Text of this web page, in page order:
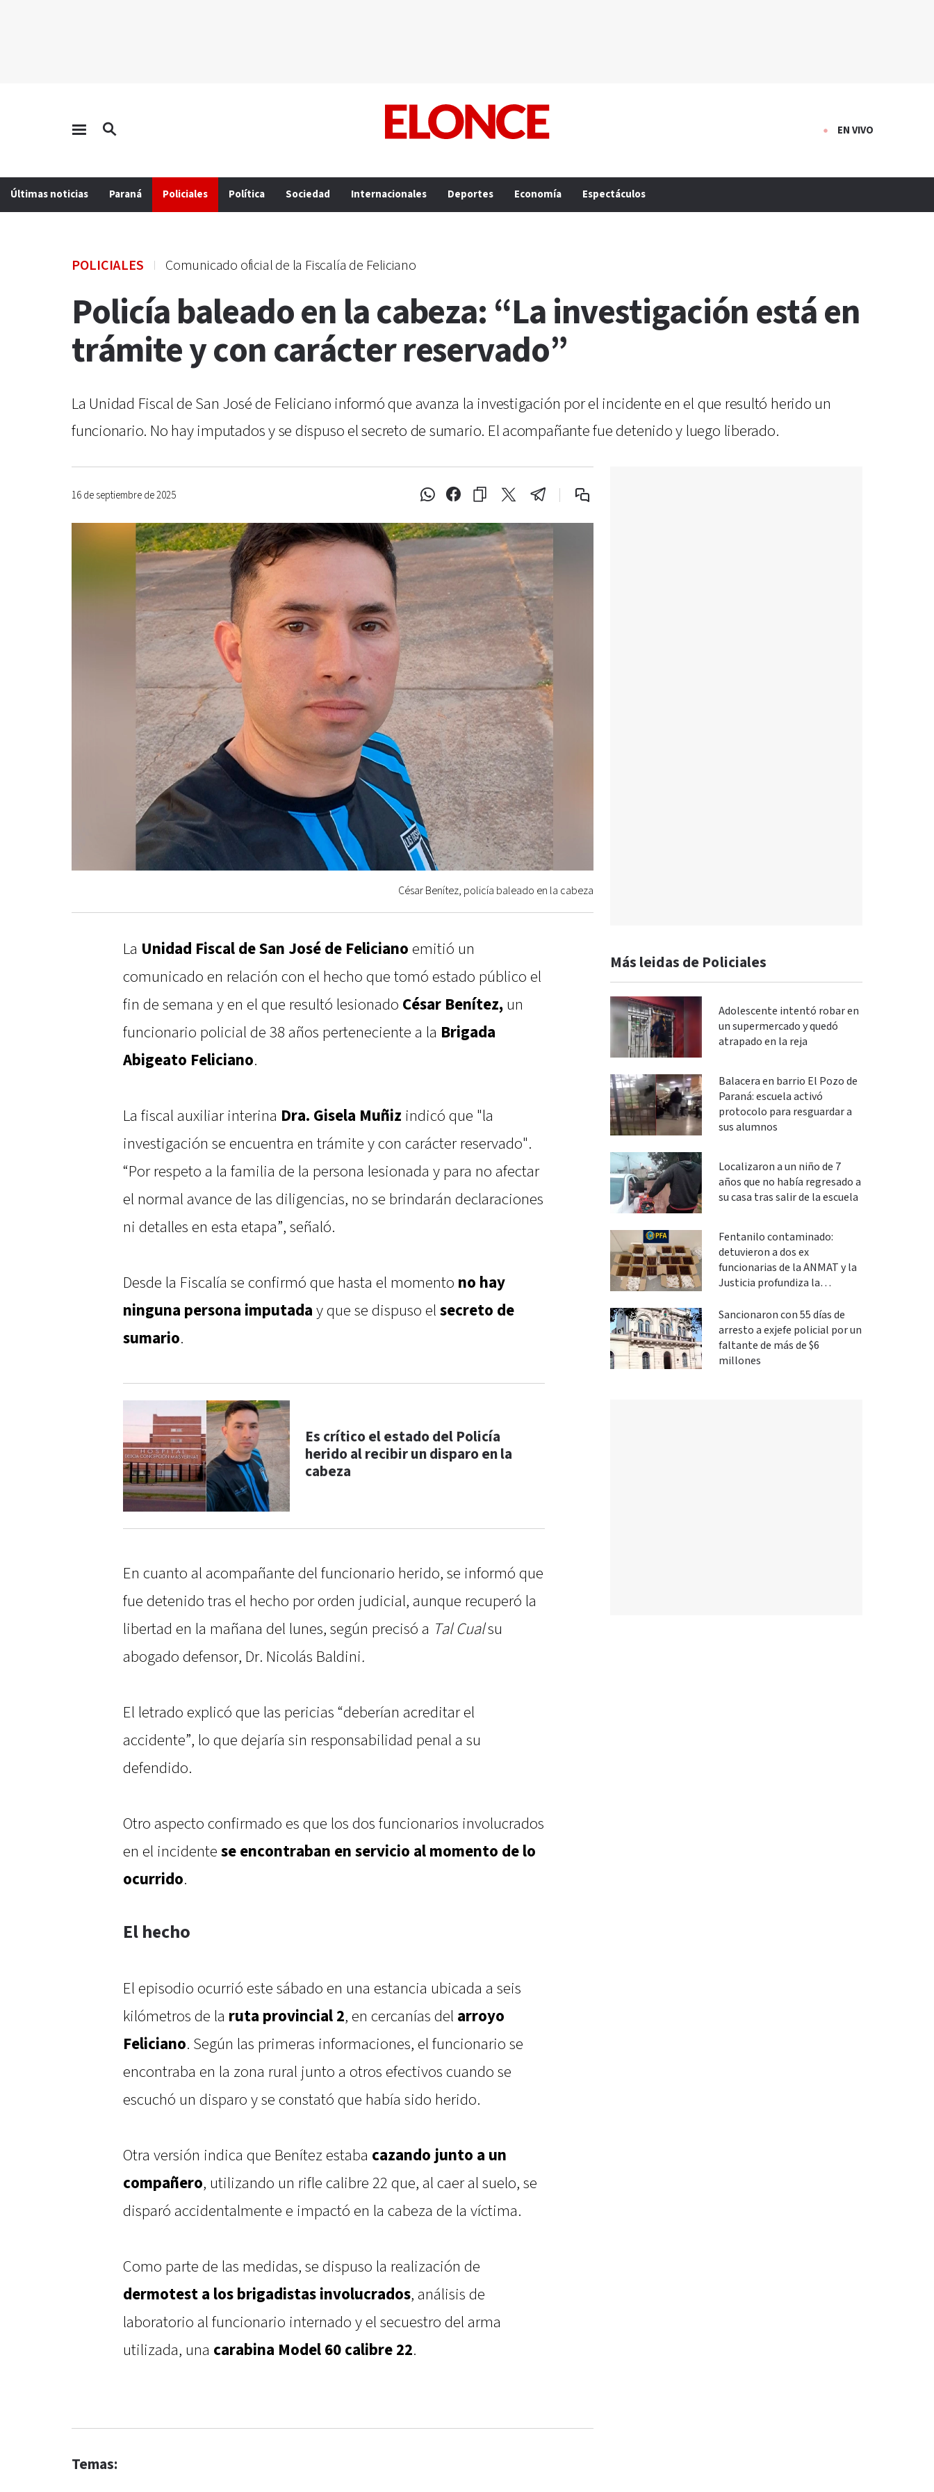
EN VIVO
Últimas noticias Paraná Policiales Política Sociedad Internacionales Deportes Economía Espectáculos
POLICIALES Comunicado oficial de la Fiscalía de Feliciano
Policía baleado en la cabeza: “La investigación está en
trámite y con carácter reservado”
La Unidad Fiscal de San José de Feliciano informó que avanza la investigación por el incidente en el que resultó herido un
funcionario. No hay imputados y se dispuso el secreto de sumario. El acompañante fue detenido y luego liberado.
16 de septiembre de 2025
César Benítez, policía baleado en la cabeza
La Unidad Fiscal de San José de Feliciano emitió un
comunicado en relación con el hecho que tomó estado público el
fin de semana y en el que resultó lesionado César Benítez, un
funcionario policial de 38 años perteneciente a la Brigada
Abigeato Feliciano.
La fiscal auxiliar interina Dra. Gisela Muñiz indicó que "la
investigación se encuentra en trámite y con carácter reservado".
“Por respeto a la familia de la persona lesionada y para no afectar
el normal avance de las diligencias, no se brindarán declaraciones
ni detalles en esta etapa”, señaló.
Desde la Fiscalía se confirmó que hasta el momento no hay
ninguna persona imputada y que se dispuso el secreto de
sumario.
Es crítico el estado del Policía
herido al recibir un disparo en la
cabeza
En cuanto al acompañante del funcionario herido, se informó que
fue detenido tras el hecho por orden judicial, aunque recuperó la
libertad en la mañana del lunes, según precisó a Tal Cualsu
abogado defensor, Dr. Nicolás Baldini.
El letrado explicó que las pericias “deberían acreditar el
accidente”, lo que dejaría sin responsabilidad penal a su
defendido.
Otro aspecto confirmado es que los dos funcionarios involucrados
en el incidente se encontraban en servicio al momento de lo
ocurrido.
El hecho
El episodio ocurrió este sábado en una estancia ubicada a seis
kilómetros de la ruta provincial 2, en cercanías del arroyo
Feliciano. Según las primeras informaciones, el funcionario se
encontraba en la zona rural junto a otros efectivos cuando se
escuchó un disparo y se constató que había sido herido.
Otra versión indica que Benítez estaba cazando junto a un
compañero, utilizando un rifle calibre 22 que, al caer al suelo, se
disparó accidentalmente e impactó en la cabeza de la víctima.
Como parte de las medidas, se dispuso la realización de
dermotest a los brigadistas involucrados, análisis de
laboratorio al funcionario internado y el secuestro del arma
utilizada, una carabina Model 60 calibre 22.
Temas:
Más leidas de Policiales
Adolescente intentó robar en
un supermercado y quedó
atrapado en la reja
Balacera en barrio El Pozo de
Paraná: escuela activó
protocolo para resguardar a
sus alumnos
Localizaron a un niño de 7
años que no había regresado a
su casa tras salir de la escuela
Fentanilo contaminado:
detuvieron a dos ex
funcionarias de la ANMAT y la
Justicia profundiza la
Sancionaron con 55 días de
arresto a exjefe policial por un
faltante de más de $6
millones